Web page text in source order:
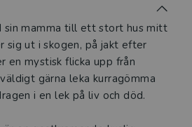
sin mamma till ett stort hus mitt
sig ut i skogen, på jakt efter
en mystisk flicka upp från
gärna leka kurragömma
i en lek på liv och död.